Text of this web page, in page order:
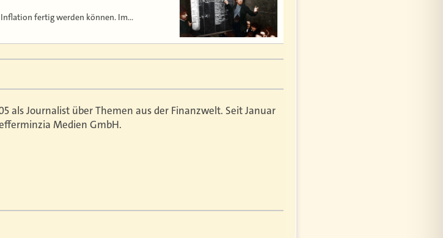
fertig werden können. Im…
als Journalist über Themen aus der Finanzwelt. Seit Januar
Medien GmbH.